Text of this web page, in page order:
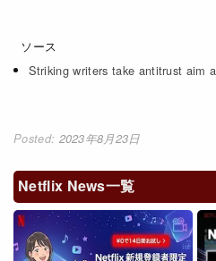
ソース
Striking writers take antitrust aim
2023年8月23日
Netflix News一覧